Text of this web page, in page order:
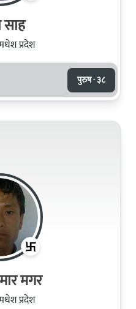
प्रदेश
पुरुष · ३८
मगर
प्रदेश